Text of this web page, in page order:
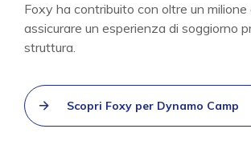
Foxy ha contribuito con oltre un milione
assicurare un esperienza di soggiorno
struttura.
Scopri Foxy per Dynamo Camp